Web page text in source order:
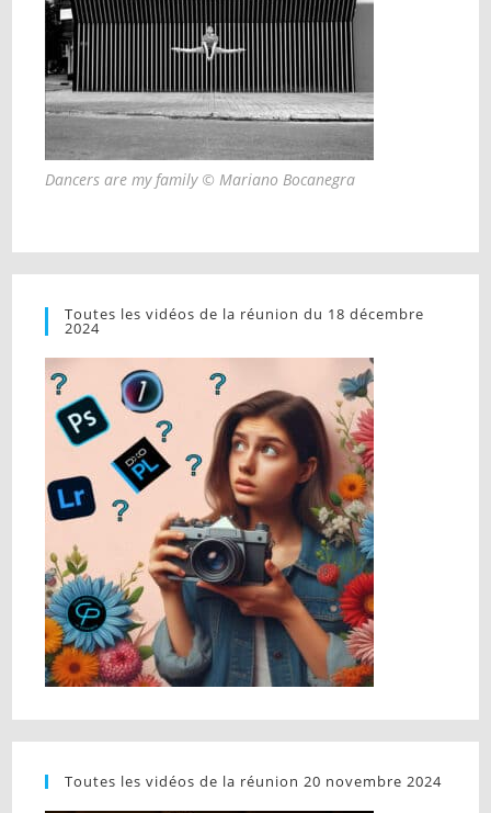
Dancers are my family © Mariano Bocanegra
Toutes les vidéos de la réunion du 18 décembre
2024
Toutes les vidéos de la réunion 20 novembre 2024